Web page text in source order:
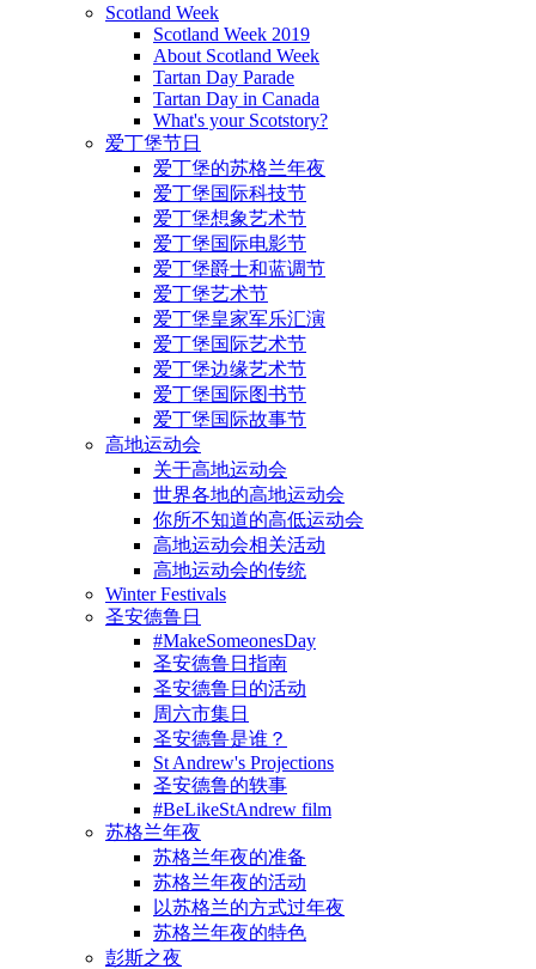
Scotland Week
Scotland Week 2019
About Scotland Week
Tartan Day Parade
Tartan Day in Canada
What's your Scotstory?
爱丁堡节日
爱丁堡的苏格兰年夜
爱丁堡国际科技节
爱丁堡想象艺术节
爱丁堡国际电影节
爱丁堡爵士和蓝调节
爱丁堡艺术节
爱丁堡皇家军乐汇演
爱丁堡国际艺术节
爱丁堡边缘艺术节
爱丁堡国际图书节
爱丁堡国际故事节
高地运动会
关于高地运动会
世界各地的高地运动会
你所不知道的高低运动会
高地运动会相关活动
高地运动会的传统
Winter Festivals
圣安德鲁日
#MakeSomeonesDay
圣安德鲁日指南
圣安德鲁日的活动
周六市集日
圣安德鲁是谁？
St Andrew's Projections
圣安德鲁的轶事
#BeLikeStAndrew film
苏格兰年夜
苏格兰年夜的准备
苏格兰年夜的活动
以苏格兰的方式过年夜
苏格兰年夜的特色
彭斯之夜